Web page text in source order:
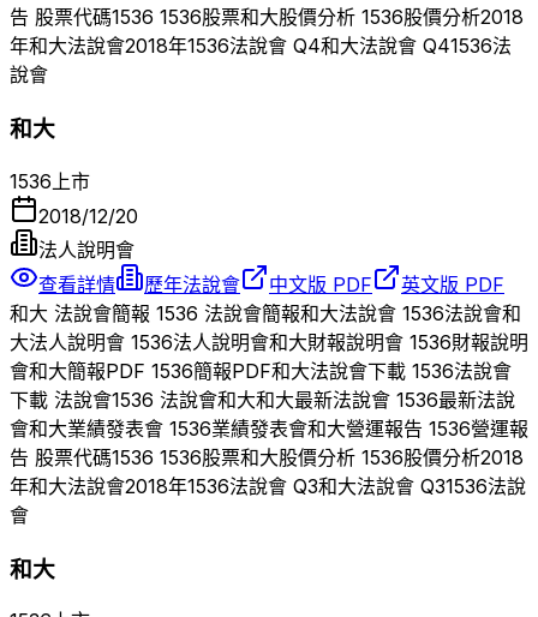
告 股票代碼1536 1536股票和大股價分析 1536股價分析2018
年和大法說會2018年1536法說會 Q4和大法說會 Q41536法
說會
和大
1536 上市
2018/12/20
法人說明會
查看詳情
歷年法說會 中文版 PDF
英文版 PDF
和大 法說會簡報 1536 法說會簡報和大法說會 1536法說會和
大法人說明會 1536法人說明會和大財報說明會 1536財報說明
會和大簡報PDF 1536簡報PDF和大法說會下載 1536法說會
下載 法說會1536 法說會和大和大最新法說會 1536最新法說
會和大業績發表會 1536業績發表會和大營運報告 1536營運報
告 股票代碼1536 1536股票和大股價分析 1536股價分析2018
年和大法說會2018年1536法說會 Q3和大法說會 Q31536法說
會
和大